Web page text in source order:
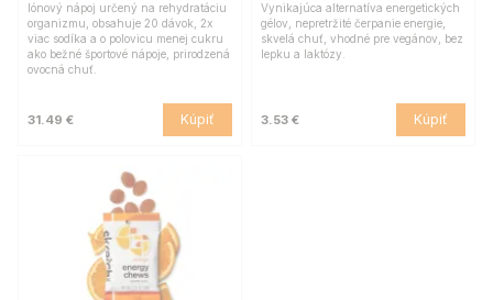
Iónový nápoj určený na rehydratáciu
organizmu, obsahuje 20 dávok, 2x
viac sodíka a o polovicu menej cukru
ako bežné športové nápoje, prirodzená
ovocná chuť.
31.49 € Kúpiť
Vynikajúca alternatíva energetických
gélov, nepretržité čerpanie energie,
skvelá chuť, vhodné pre vegánov, bez
lepku a laktózy.
3.53 € Kúpiť